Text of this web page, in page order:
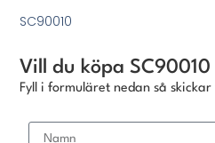
SC90010
Vill du köpa
Fyll i formuläret nedan så